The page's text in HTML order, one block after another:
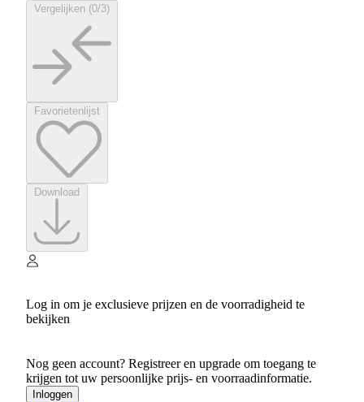
Log in om je exclusieve prijzen en de voorradigheid te
bekijken
Nog geen account? Registreer en upgrade om toegang te
krijgen tot uw persoonlijke prijs- en voorraadinformatie.
Inloggen